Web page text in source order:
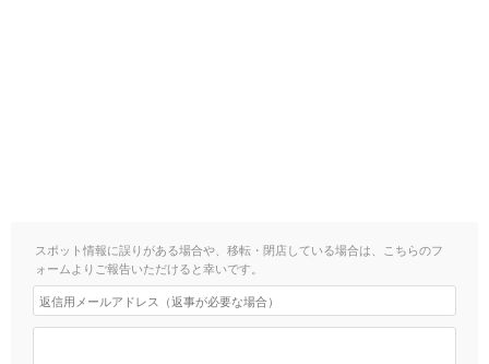
スポット情報に誤りがある場合や、移転・閉店している場合は、こちらのフ
ォームよりご報告いただけると幸いです。